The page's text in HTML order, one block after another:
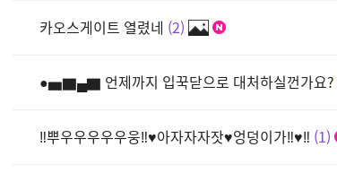
카오스게이트 열렸네 2
●▅▇▄▇ 언제까지 입꾹닫으로 대처하실껀가요?
‼뿌우우우우우웅‼♥아자자자잣♥엉덩이가‼♥‼ 1